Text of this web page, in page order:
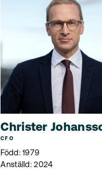
Christer
CFO
Född: 1979
Anställd: 2024